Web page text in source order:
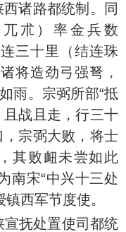
诸路都统制。同
朮）率金兵数
三十里（结连珠
将造劲弓强弩，
雨。宗弼所部“抵
战且走，行三十
宗弼大败，将士
其败衄未尝如此
南宋“中兴十三处
西军节度使。
抚处置使司都统